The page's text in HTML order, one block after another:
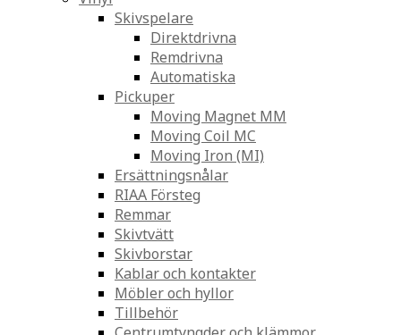
Skivspelare
Direktdrivna
Remdrivna
Automatiska
Pickuper
Moving Magnet MM
Moving Coil MC
Moving Iron (MI)
Ersättningsnålar
RIAA Försteg
Remmar
Skivtvätt
Skivborstar
Kablar och kontakter
Möbler och hyllor
Tillbehör